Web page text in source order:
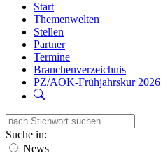
Start
Themenwelten
Stellen
Partner
Termine
Branchenverzeichnis
PZ/AOK-Frühjahrskur 2026
Suche in:
News